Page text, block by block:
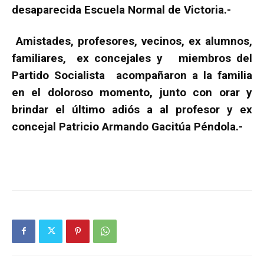
desaparecida Escuela Normal de Victoria.-
Amistades, profesores, vecinos, ex alumnos,
familiares, ex concejales y miembros del
Partido Socialista acompañaron a la familia
en el doloroso momento, junto con orar y
brindar el último adiós a al profesor y ex
concejal Patricio Armando Gacitúa Péndola.-